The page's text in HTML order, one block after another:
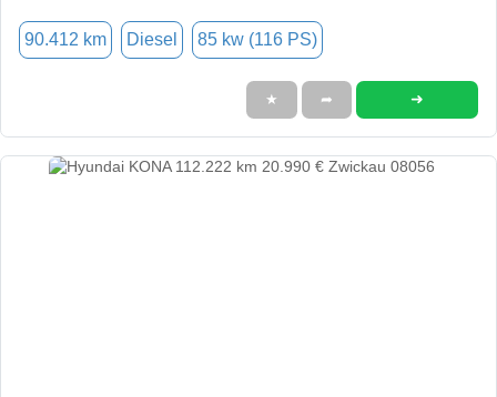
90.412 km Diesel 85 kw (116 PS)
★ ➦ ➜